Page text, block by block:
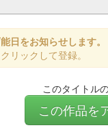
日をお知らせします。
リックして登録。
このタイトル
この作品を